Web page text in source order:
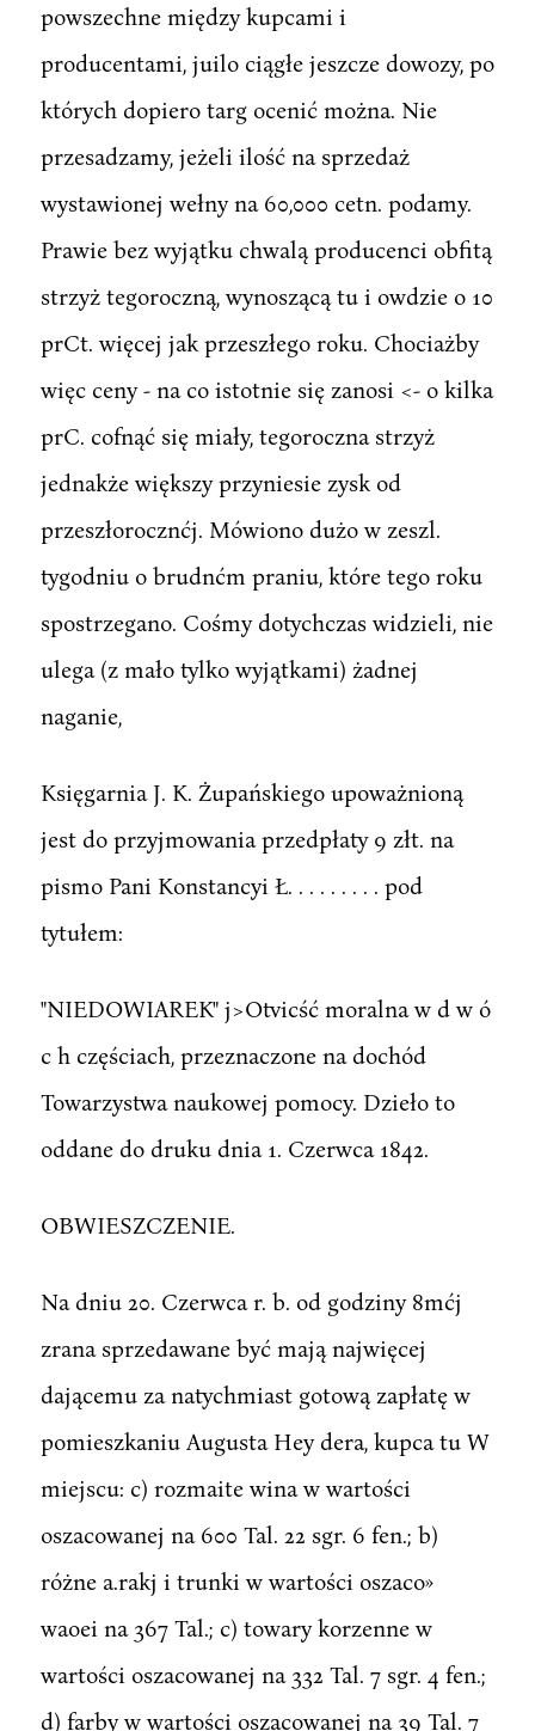
powszechne między kupcami i
producentami, juilo ciągłe jeszcze dowozy, po
których dopiero targ ocenić można. Nie
przesadzamy, jeżeli ilość na sprzedaż
wystawionej wełny na 60,000 cetn. podamy.
Prawie bez wyjątku chwalą producenci obfitą
strzyż tegoroczną, wynoszącą tu i owdzie o 10
prCt. więcej jak przeszłego roku. Chociażby
więc ceny - na co istotnie się zanosi <- o kilka
prC. cofnąć się miały, tegoroczna strzyż
jednakże większy przyniesie zysk od
przeszłorocznćj. Mówiono dużo w zeszl.
tygodniu o brudnćm praniu, które tego roku
spostrzegano. Cośmy dotychczas widzieli, nie
ulega (z mało tylko wyjątkami) żadnej
naganie,
Księgarnia J. K. Żupańskiego upoważnioną
jest do przyjmowania przedpłaty 9 złt. na
pismo Pani Konstancyi Ł. . . . . . . . . pod
tytułem:
"NIEDOWIAREK" j>Otvicść moralna w d w ó
c h częściach, przeznaczone na dochód
Towarzystwa naukowej pomocy. Dzieło to
oddane do druku dnia 1. Czerwca 1842.
OBWIESZCZENIE.
Na dniu 20. Czerwca r. b. od godziny 8mćj
zrana sprzedawane być mają najwięcej
dającemu za natychmiast gotową zapłatę w
pomieszkaniu Augusta Hey dera, kupca tu W
miejscu: c) rozmaite wina w wartości
oszacowanej na 600 Tal. 22 sgr. 6 fen.; b)
różne a.rakj i trunki w wartości oszaco»
waoei na 367 Tal.; c) towary korzenne w
wartości oszacowanej na 332 Tal. 7 sgr. 4 fen.;
d) farby w wartości oszacowanej na 39 Tal. 7